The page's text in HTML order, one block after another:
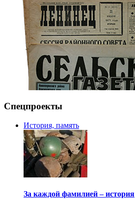
Спецпроекты
История, память
За каждой фамилией – история